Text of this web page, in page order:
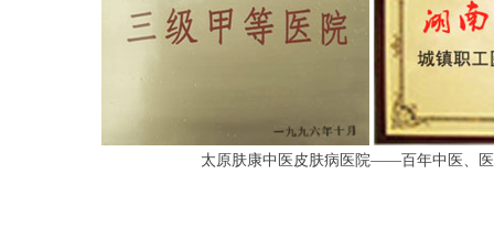
太原肤康中医皮肤病医院——百年中医、